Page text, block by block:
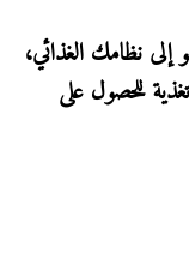
نظامك الغذائي،
للحصول على